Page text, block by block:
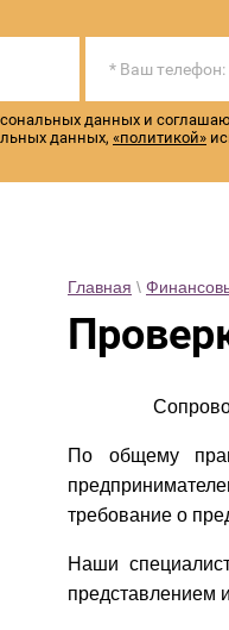
данных и
данных, «политикой»
Главная \
По общему
требование о
Наши
представлением